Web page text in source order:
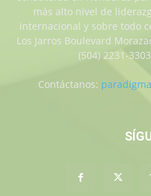
más alto nivel de
internacional y sobre todo
Los Jarros Boulevard
(504) 2231-
Contáctanos: